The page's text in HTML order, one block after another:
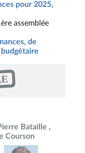
pour 2025,
assemblée
de
Bataille
Courson